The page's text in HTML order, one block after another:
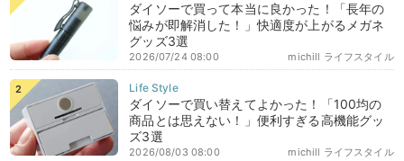
ダイソーで買って本当に良かった！「長年の
悩みが即解消した！」快適度が上がるメガネ
グッズ3選
michill ライフスタイル
2026/07/24 08:00
ダイソーで買い替えてよかった！「100均の
商品とは思えない！」便利すぎる高機能グッ
ズ3選
michill ライフスタイル
2026/08/03 08:00